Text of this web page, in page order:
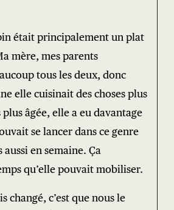
était principalement un plat
mère, mes parents
tous les deux, donc
elle cuisinait des choses plus
âgée, elle a eu davantage
se lancer dans ce genre
en semaine. Ça
qu’elle pouvait mobiliser.
changé, c’est que nous le